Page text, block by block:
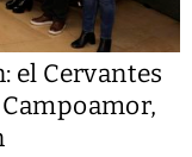
el Cervantes